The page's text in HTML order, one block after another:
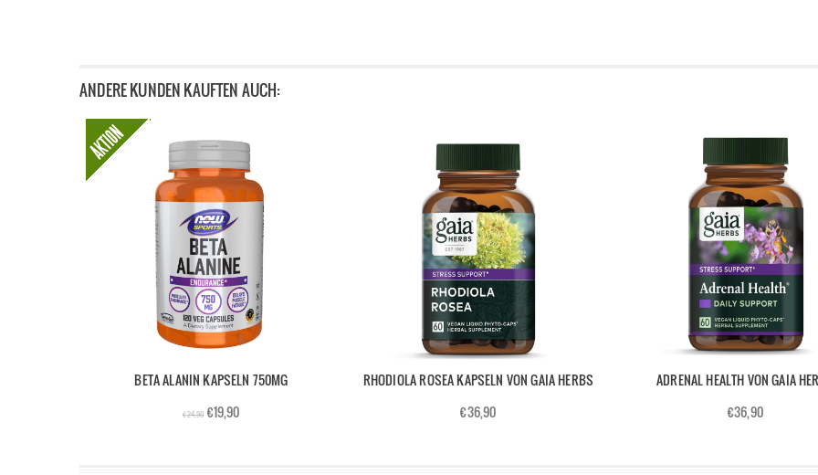
ANDERE KUNDEN KAUFTEN AUCH:
BETA ALANIN KAPSELN 750MG
€24,90 €19,90
RHODIOLA ROSEA KAPSELN VON GAIA HERBS
€36,90
ADRENAL HEALTH VON GAIA
€36,90